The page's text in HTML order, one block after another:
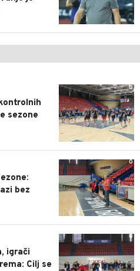
0
sezone
0
bez
0
igrači
Cilj se